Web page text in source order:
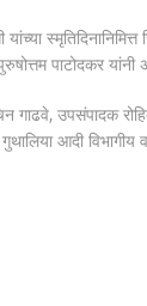
म्हणजे
पाटोदकर यांनी
गाढवे, उपसंपादक
आदी विभागीय व